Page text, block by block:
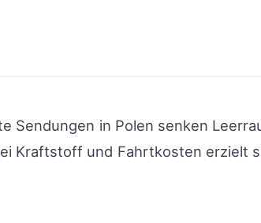
Sendungen in Polen senken
Kraftstoff und Fahrtkosten erzielt